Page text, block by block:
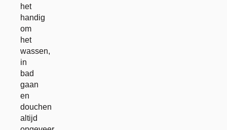
het
handig
om
het
wassen,
in
bad
gaan
en
douchen
altijd